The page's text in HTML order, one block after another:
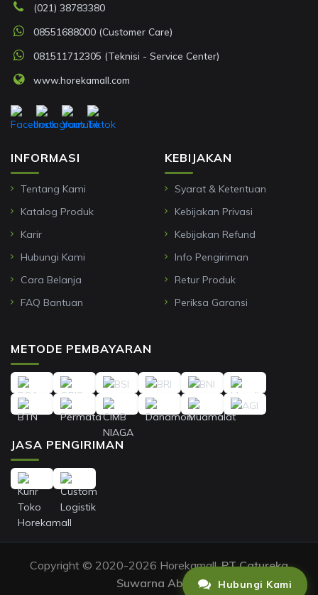
Hubungi Kami
INFORMASI
Tentang Kami
Katalog Produk
Karir
Hubungi Kami
Cara Belanja
FAQ Bantuan
KEBIJAKAN
Syarat & Ketentuan
Kebijakan Privasi
Kebijakan Refund
Info Pengiriman
Retur Produk
Periksa Garansi
(021) 38783380
08551688000 (Customer Care)
081511712305 (Teknisi - Service Center)
www.horekamall.com
METODE PEMBAYARAN
JASA PENGIRIMAN
Copyright © 2020-2026 Horekamall,PT Catureka
Suwarna Abadi.